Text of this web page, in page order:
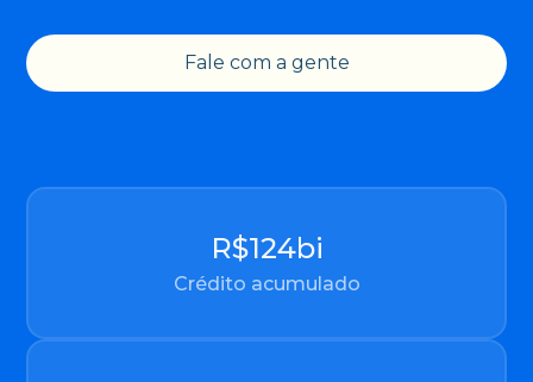
Fale com a gente
R$124bi
Crédito acumulado